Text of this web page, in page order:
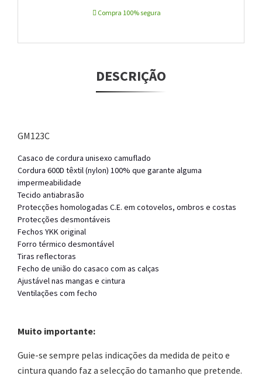
Compra 100% segura
DESCRIÇÃO
GM123C
Casaco de cordura unisexo camuflado
Cordura 600D têxtil (nylon) 100% que garante alguma
impermeabilidade
Tecido antiabrasão
Protecções homologadas C.E. em cotovelos, ombros e costas
Protecções desmontáveis
Fechos YKK original
Forro térmico desmontável
Tiras reflectoras
Fecho de união do casaco com as calças
Ajustável nas mangas e cintura
Ventilações com fecho
Muito importante:
Guie-se sempre pelas indicações da medida de peito e
cintura quando faz a selecção do tamanho que pretende.